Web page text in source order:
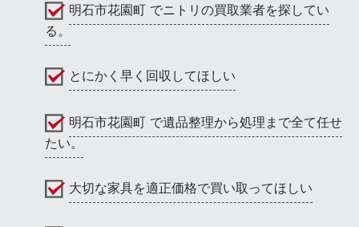
明石市花園町 でニトリの買取業者を探してい
る。
とにかく早く回収してほしい
明石市花園町 で遺品整理から処理まで全て任せ
たい。
大切な家具を適正価格で買い取ってほしい